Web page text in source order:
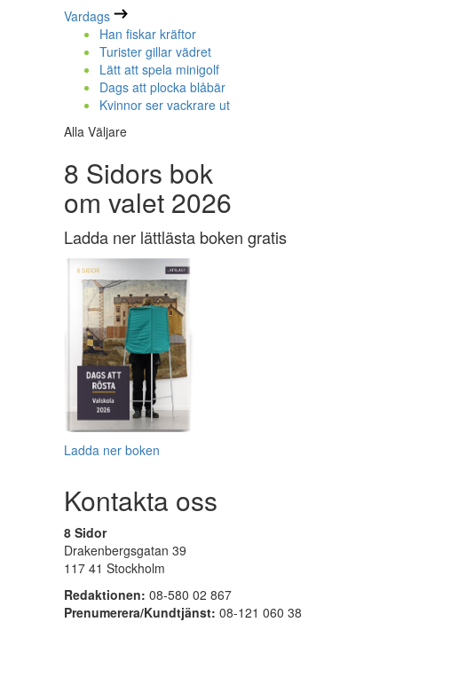
Vardags
Han fiskar kräftor
Turister gillar vädret
Lätt att spela minigolf
Dags att plocka blåbär
Kvinnor ser vackrare ut
Alla Väljare
8 Sidors bok
om valet 2026
Ladda ner lättlästa boken gratis
Ladda ner boken
Kontakta oss
8 Sidor
Drakenbergsgatan 39
117 41 Stockholm
Redaktionen: 08-580 02 867
Prenumerera/Kundtjänst: 08-121 060 38